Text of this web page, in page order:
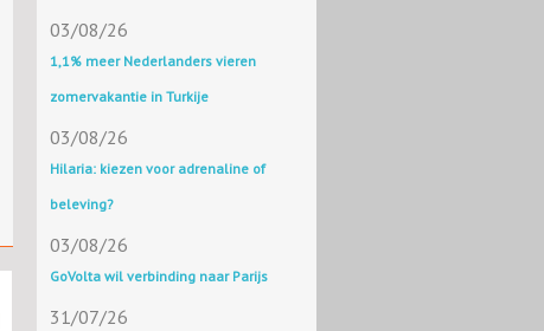
03/08/26
1,1% meer Nederlanders vieren
zomervakantie in Turkije
03/08/26
Hilaria: kiezen voor adrenaline of
beleving?
03/08/26
GoVolta wil verbinding naar Parijs
31/07/26